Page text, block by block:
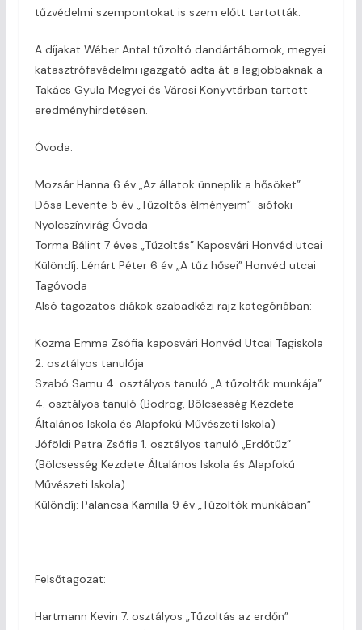
tűzvédelmi szempontokat is szem előtt tartották.
A díjakat Wéber Antal tűzoltó dandártábornok, megyei
katasztrófavédelmi igazgató adta át a legjobbaknak a
Takács Gyula Megyei és Városi Könyvtárban tartott
eredményhirdetésen.
Óvoda:
Mozsár Hanna 6 év „Az állatok ünneplik a hősöket”
Dósa Levente 5 év „Tűzoltós élményeim” siófoki
Nyolcszínvirág Óvoda
Torma Bálint 7 éves „Tűzoltás” Kaposvári Honvéd utcai
Különdíj: Lénárt Péter 6 év „A tűz hősei” Honvéd utcai
Tagóvoda
Alsó tagozatos diákok szabadkézi rajz kategóriában:
Kozma Emma Zsófia kaposvári Honvéd Utcai Tagiskola
2. osztályos tanulója
Szabó Samu 4. osztályos tanuló „A tűzoltók munkája”
4. osztályos tanuló (Bodrog, Bölcsesség Kezdete
Általános Iskola és Alapfokú Művészeti Iskola)
Jóföldi Petra Zsófia 1. osztályos tanuló „Erdőtűz”
(Bölcsesség Kezdete Általános Iskola és Alapfokú
Művészeti Iskola)
Különdíj: Palancsa Kamilla 9 év „Tűzoltók munkában”
Felsőtagozat:
Hartmann Kevin 7. osztályos „Tűzoltás az erdőn”